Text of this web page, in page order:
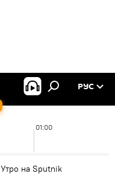
РУС
01:00
Утро на Sputnik